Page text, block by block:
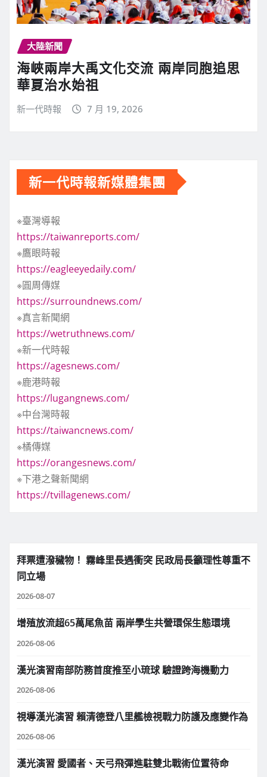
大陸新聞
海峽兩岸大禹文化交流 兩岸同胞追思
華夏治水始祖
新一代時報 7 月 19, 2026
新一代時報新媒體集團
※臺灣導報
https://taiwanreports.com/
※鷹眼時報
https://eagleeyedaily.com/
※圓周傳媒
https://surroundnews.com/
※真言新聞網
https://wetruthnews.com/
※新一代時報
https://agesnews.com/
※鹿港時報
https://lugangnews.com/
※中台灣時報
https://taiwancnews.com/
※橘傳媒
https://orangesnews.com/
※下港之聲新聞網
https://tvillagenews.com/
拜票遭潑穢物！ 霧峰里長遇衝突 民政局長籲理性尊重不
同立場
2026-08-07
增殖放流超65萬尾魚苗 兩岸學生共營環保生態環境
2026-08-06
漢光演習南部防務首度推至小琉球 驗證跨海機動力
2026-08-06
視導漢光演習 賴清德登八里艦檢視戰力防護及應變作為
2026-08-06
漢光演習 愛國者、天弓飛彈進駐雙北戰術位置待命